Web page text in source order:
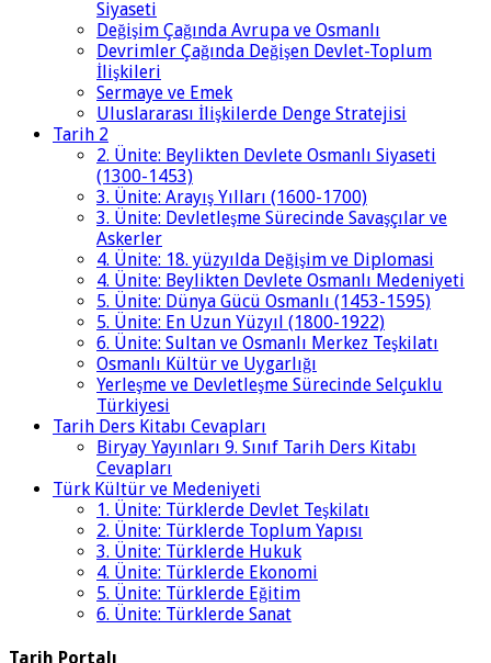
Siyaseti
Değişim Çağında Avrupa ve Osmanlı
Devrimler Çağında Değişen Devlet-Toplum
İlişkileri
Sermaye ve Emek
Uluslararası İlişkilerde Denge Stratejisi
Tarih 2
2. Ünite: Beylikten Devlete Osmanlı Siyaseti
(1300-1453)
3. Ünite: Arayış Yılları (1600-1700)
3. Ünite: Devletleşme Sürecinde Savaşçılar ve
Askerler
4. Ünite: 18. yüzyılda Değişim ve Diplomasi
4. Ünite: Beylikten Devlete Osmanlı Medeniyeti
5. Ünite: Dünya Gücü Osmanlı (1453-1595)
5. Ünite: En Uzun Yüzyıl (1800-1922)
6. Ünite: Sultan ve Osmanlı Merkez Teşkilatı
Osmanlı Kültür ve Uygarlığı
Yerleşme ve Devletleşme Sürecinde Selçuklu
Türkiyesi
Tarih Ders Kitabı Cevapları
Biryay Yayınları 9. Sınıf Tarih Ders Kitabı
Cevapları
Türk Kültür ve Medeniyeti
1. Ünite: Türklerde Devlet Teşkilatı
2. Ünite: Türklerde Toplum Yapısı
3. Ünite: Türklerde Hukuk
4. Ünite: Türklerde Ekonomi
5. Ünite: Türklerde Eğitim
6. Ünite: Türklerde Sanat
Tarih Portalı